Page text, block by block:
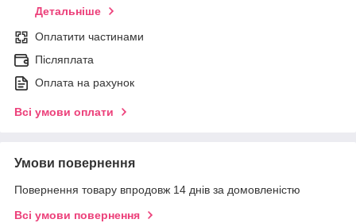
Детальніше
Оплатити частинами
Післяплата
Оплата на рахунок
Всі умови оплати
Умови повернення
Повернення товару впродовж 14 днів за домовленістю
Всі умови повернення